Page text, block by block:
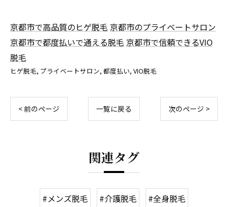
京都市で高品質のヒゲ脱毛 京都市のプライベートサロン
京都市で都度払いで通える脱毛 京都市で信頼できるVIO
脱毛
ヒゲ脱毛 プライベートサロン 都度払い VIO脱毛
< 前のページ 一覧に戻る 次のページ >
関連タグ
#メンズ脱毛 #介護脱毛
#全身脱毛